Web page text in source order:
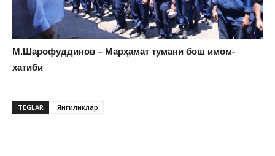
М.Шарофуддинов – Марҳамат тумани бош имом-
хатиби
TEGLAR Янгиликлар